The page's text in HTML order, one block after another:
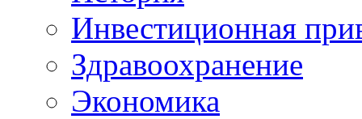
Инвестиционная
Здравоохранение
Экономика